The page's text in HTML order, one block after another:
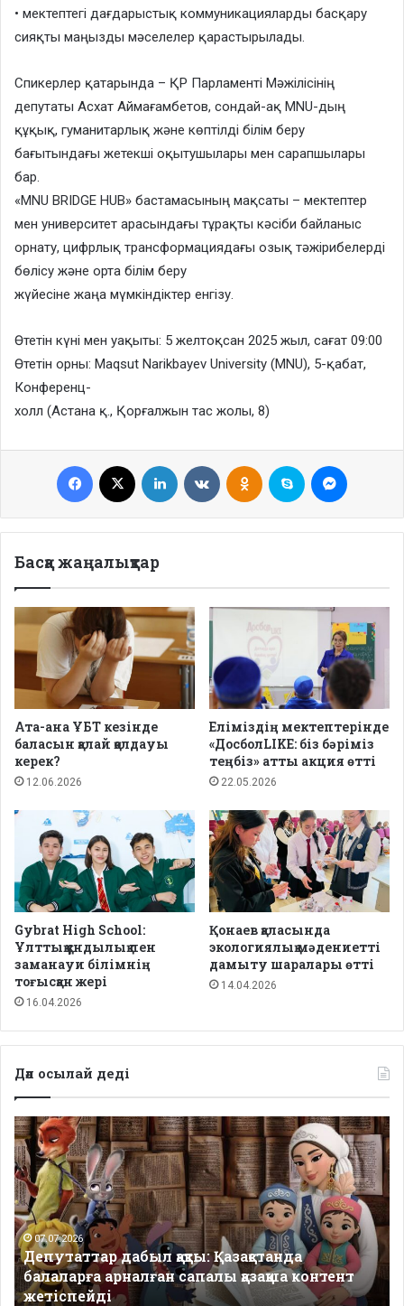
• мектептегі дағдарыстық коммуникацияларды басқару
сияқты маңызды мәселелер қарастырылады.
Спикерлер қатарында – ҚР Парламенті Мәжілісінің
депутаты Асхат Аймағамбетов, сондай-ақ MNU-дың
құқық, гуманитарлық және көптілді білім беру
бағытындағы жетекші оқытушылары мен сарапшылары
бар.
«MNU BRIDGE HUB» бастамасының мақсаты – мектептер
мен университет арасындағы тұрақты кәсіби байланыс
орнату, цифрлық трансформациядағы озық тәжірибелерді
бөлісу және орта білім беру
жүйесіне жаңа мүмкіндіктер енгізу.
Өтетін күні мен уақыты: 5 желтоқсан 2025 жыл, сағат 09:00
Өтетін орны: Maqsut Narikbayev University (MNU), 5-қабат,
Конференц-
холл (Астана қ., Қорғалжын тас жолы, 8)
Facebook LinkedIn VKontakteOdnoklassniki
Skype
Басқа жаңалықтар
Ата-ана ҰБТ кезінде
баласын қалай қолдауы
керек?
12.06.2026
Еліміздің мектептерінде
«ДосболLIKE: біз бәріміз
теңбіз» атты акция өтті
22.05.2026
Gybrat High School:
Ұлттық құндылық пен
заманауи білімнің
тоғысқан жері
16.04.2026
Қонаев қаласында
экологиялық мәдениетті
дамыту шаралары өтті
14.04.2026
Дәл осылай деді
Депутаттар
дабыл
қақты:
Қазақстанда
балаларға
арналған
сапалы
қазақша
контент
жетіспейді
07.07.2026
Депутаттар дабыл қақты: Қазақстанда
балаларға арналған сапалы қазақша контент
жетіспейді